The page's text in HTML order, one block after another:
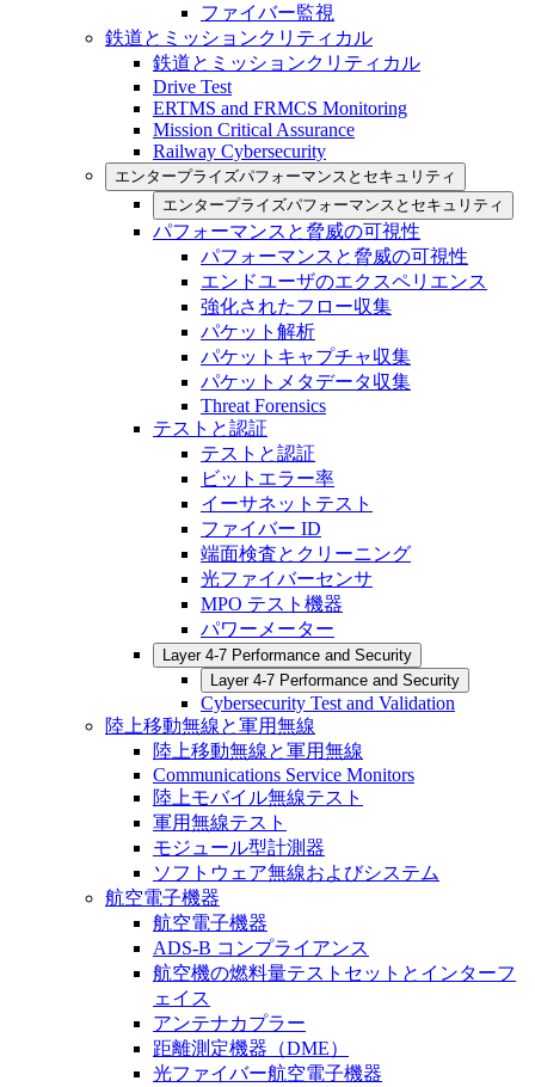
ファイバー監視
鉄道とミッションクリティカル
鉄道とミッションクリティカル
Drive Test
ERTMS and FRMCS Monitoring
Mission Critical Assurance
Railway Cybersecurity
エンタープライズパフォーマンスとセキュリティ
エンタープライズパフォーマンスとセキュリティ
パフォーマンスと脅威の可視性
パフォーマンスと脅威の可視性
エンドユーザのエクスペリエンス
強化されたフロー収集
パケット解析
パケットキャプチャ収集
パケットメタデータ収集
Threat Forensics
テストと認証
テストと認証
ビットエラー率
イーサネットテスト
ファイバー ID
端面検査とクリーニング
光ファイバーセンサ
MPO テスト機器
パワーメーター
Layer 4-7 Performance and Security
Layer 4-7 Performance and Security
Cybersecurity Test and Validation
陸上移動無線と軍用無線
陸上移動無線と軍用無線
Communications Service Monitors
陸上モバイル無線テスト
軍用無線テスト
モジュール型計測器
ソフトウェア無線およびシステム
航空電子機器
航空電子機器
ADS-B コンプライアンス
航空機の燃料量テストセットとインターフ
ェイス
アンテナカプラー
距離測定機器（DME）
光ファイバー航空電子機器